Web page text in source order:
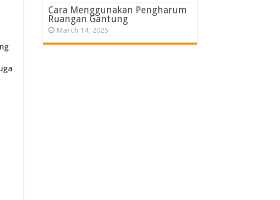
Cara Menggunakan Pengharum
Ruangan Gantung
March 14, 2025